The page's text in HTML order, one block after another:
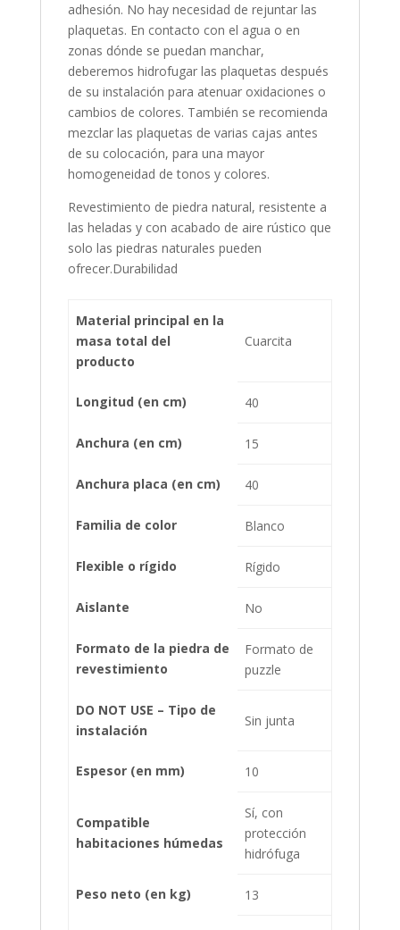
adhesión. No hay necesidad de rejuntar las
plaquetas. En contacto con el agua o en
zonas dónde se puedan manchar,
deberemos hidrofugar las plaquetas después
de su instalación para atenuar oxidaciones o
cambios de colores. También se recomienda
mezclar las plaquetas de varias cajas antes
de su colocación, para una mayor
homogeneidad de tonos y colores.
Revestimiento de piedra natural, resistente a
las heladas y con acabado de aire rústico que
solo las piedras naturales pueden
ofrecer.Durabilidad
Material principal en la
masa total del
producto
Cuarcita
Longitud (en cm) 40
Anchura (en cm) 15
Anchura placa (en cm) 40
Familia de color Blanco
Flexible o rígido Rígido
Aislante No
Formato de la piedra de
revestimiento
Formato de
puzzle
DO NOT USE – Tipo de
instalación
Sin junta
Espesor (en mm) 10
Compatible
habitaciones húmedas
Sí, con
protección
hidrófuga
Peso neto (en kg) 13